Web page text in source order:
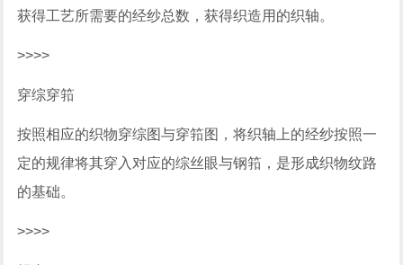
获得工艺所需要的经纱总数，获得织造用的织轴。
>>>>
穿综穿筘
按照相应的织物穿综图与穿筘图，将织轴上的经纱按照一
定的规律将其穿入对应的综丝眼与钢筘，是形成织物纹路
的基础。
>>>>